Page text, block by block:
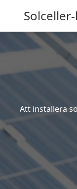
Att installera